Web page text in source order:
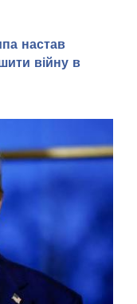
настав
війну в